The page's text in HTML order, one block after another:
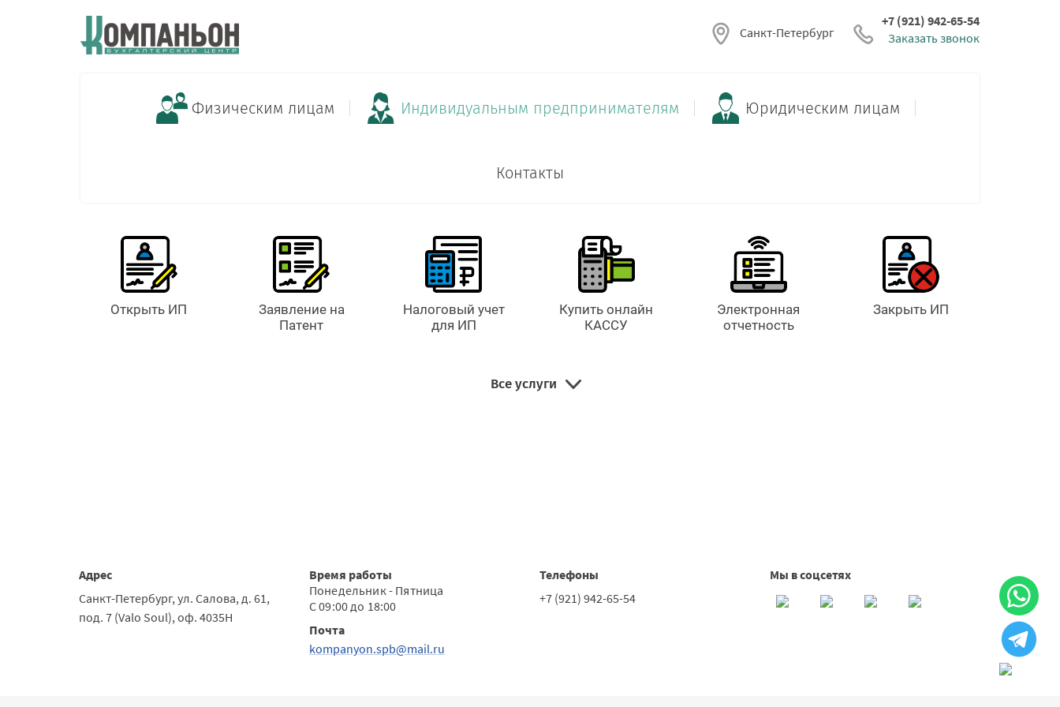
Санкт-Петербург
+7 (921) 942-65-54
Заказать звонок
Физическим лицам Индивидуальным предпринимателям Юридическим лицам
Контакты
Открыть ИП
Заявление на
Патент
Налоговый учет
для ИП
Купить онлайн
КАССУ
Электронная
отчетность
Закрыть ИП
Все услуги
Адрес
Санкт-Петербург, ул. Салова, д. 61,
под. 7 (Valo Soul), оф. 4035H
Время работы
Понедельник - Пятница
С 09:00 до 18:00
Почта
kompanyon.spb@mail.ru
Телефоны
+7 (921) 942-65-54
Мы в соцсетях